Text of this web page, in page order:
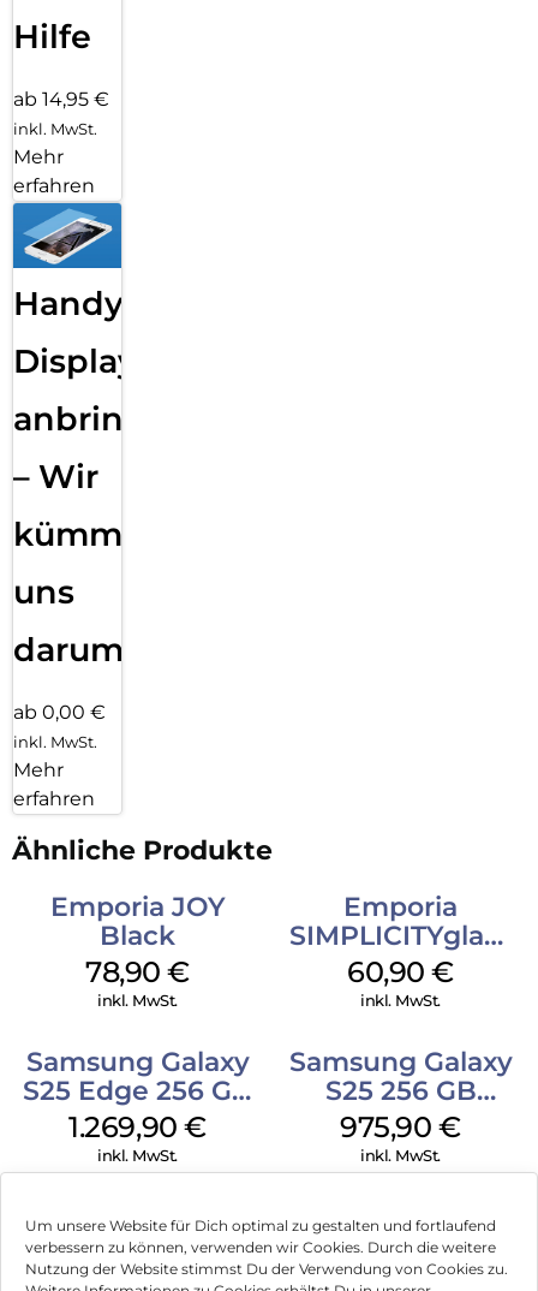
Um unsere Website für Dich optimal zu gestalten und fortlaufend
verbessern zu können, verwenden wir Cookies. Durch die weitere
Nutzung der Website stimmst Du der Verwendung von Cookies zu.
Hilfe
ab 14,95 €
inkl. MwSt.
Mehr
erfahren
Handy
Displayfolie
anbringen
– Wir
kümmern
uns
darum!
ab 0,00 €
inkl. MwSt.
Mehr
erfahren
Ähnliche Produkte
Emporia JOY
Black
78,90€
inkl. MwSt.
Emporia
SIMPLICITYglam
Schwarz
60,90€
inkl. MwSt.
Samsung Galaxy
S25 Edge 256 GB
Titanium Silver
1.269,90€
inkl. MwSt.
Samsung Galaxy
S25 256 GB
Icyblue
975,90€
inkl. MwSt.
Samsung Galaxy
S25 Ultra 1TB
Titanium Black
1.808,90€
Samsung Galaxy
XCover 7 EE 128
GB Black
237,90€